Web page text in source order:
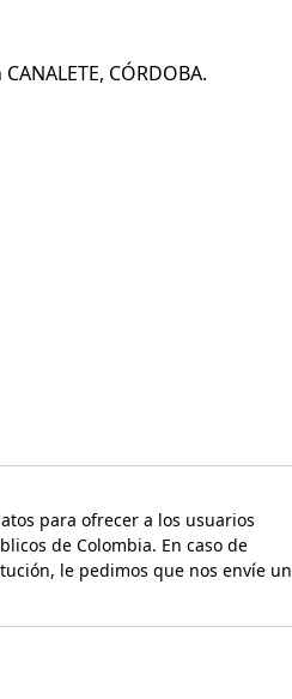
CÓRDOBA.
para ofrecer a los usuarios
de Colombia. En caso de
le pedimos que nos envíe un